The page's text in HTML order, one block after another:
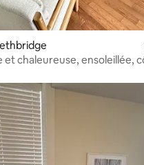
chaleureuse, ensoleillée,